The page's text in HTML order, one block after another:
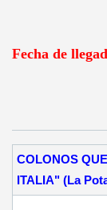
Fecha de
COLONOS
ITALIA" (La